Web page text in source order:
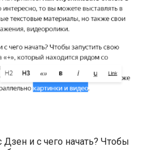
Дзен и с чего начать? Чтобы